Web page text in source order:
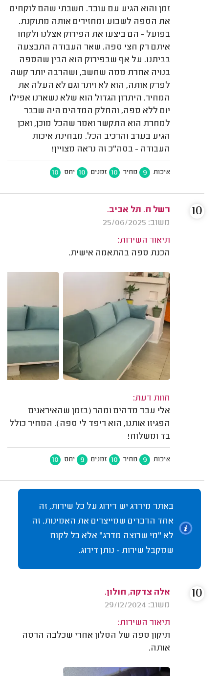
זמן והוא הגיע עם עובד. חשבתי שהם לוקחים
את הספה לשבוע ומחזירים אותה מתוקנת.
בפועל - הם ביצעו את הפירוק אצלנו ולקחו
איתם רק חצי ספה. שאר העבודה התבצעה
בביתנו. על אף שבפירוק הוא הבין שהספה
בנויה אחרת ממה שחשב, ושהרבה יותר קשה
לפרק אותה, הוא לא ויתר וגם לא העלה את
המחיר. היתרון הגדול הוא שלא נשארנו אפילו
יום ללא ספה, והחלק המדהים היה שכבר
למחרת הוא התקשר ואמר שהכל מוכן, ואכן
הגיע בערב והרכיב הכל. מבחינת איכות
העבודה - בסה"כ זה נראה מצויין!
איכות 9 מחיר 10 זמנים 10 יחס 10
רשל ח. תל אביב.
משוב: 25/06/2025
תיאור השירות:
הכנת ספה בהתאמה אישית.
חוות דעת:
אלי עבד מדהים ומהר (בזמן שהאיראנים
הפגיזו אותנו, הוא ריפד לי ספה). המחיר כולל
בד ומשלוח!
איכות 9 מחיר 10 זמנים 9 יחס 10
10
באתר מידרג יש דירוג על כל שירות, זה
אחד הדברים שמייצרים את האמינות. זה
לא "מי שרוצה מדרג" אלא כל לקוח
שמקבל שירות - נותן דירוג.
אלה צדקה, חולון.
משוב: 29/12/2024
תיאור השירות:
תיקון ספה של הסלון אחרי שכלבה הרסה
אותה.
10